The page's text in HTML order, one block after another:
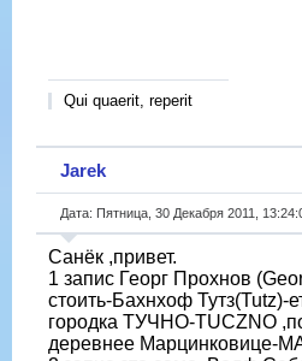
Qui quaerit, reperit
Jarek
Дата: Пятница, 30 Декабря 2011,
Санёк ,привет.
1 запис Георг Прохнов
стоить-Бахнхоф Тутз(Tutz)-
городка ТУЧНО-TUCZNO
деревнее Марцинковице-